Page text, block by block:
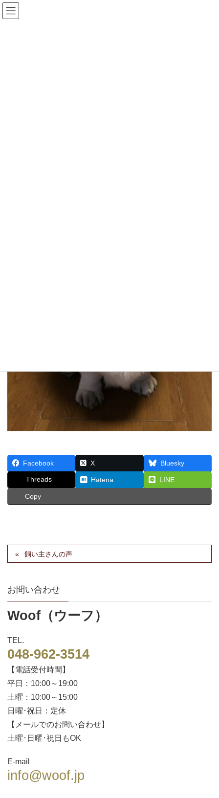
Facebook X Bluesky
Threads Hatena LINE
Copy
飼い主さんの声
お問い合わせ
Woof（ウーフ）
TEL.
048-962-3514
【電話受付時間】
平日：10:00～19:00
土曜：10:00～15:00
日曜･祝日：定休
【メールでのお問い合わせ】
土曜･日曜･祝日もOK
E-mail
info@woof.jp